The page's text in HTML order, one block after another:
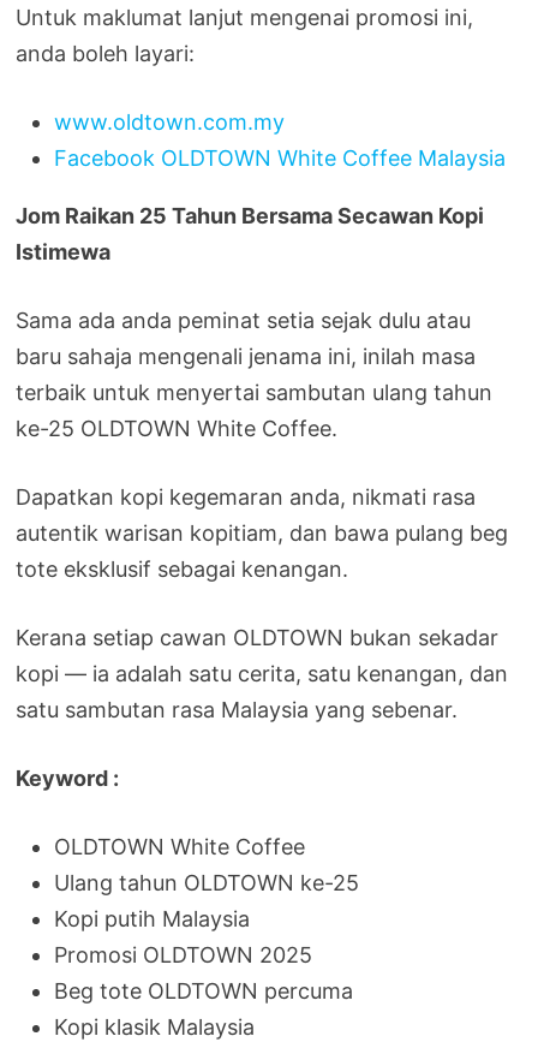
Untuk maklumat lanjut mengenai promosi ini,
anda boleh layari:
www.oldtown.com.my
Facebook OLDTOWN White Coffee Malaysia
Jom Raikan 25 Tahun Bersama Secawan Kopi
Istimewa
Sama ada anda peminat setia sejak dulu atau
baru sahaja mengenali jenama ini, inilah masa
terbaik untuk menyertai sambutan ulang tahun
ke-25 OLDTOWN White Coffee.
Dapatkan kopi kegemaran anda, nikmati rasa
autentik warisan kopitiam, dan bawa pulang beg
tote eksklusif sebagai kenangan.
Kerana setiap cawan OLDTOWN bukan sekadar
kopi — ia adalah satu cerita, satu kenangan, dan
satu sambutan rasa Malaysia yang sebenar.
Keyword :
OLDTOWN White Coffee
Ulang tahun OLDTOWN ke-25
Kopi putih Malaysia
Promosi OLDTOWN 2025
Beg tote OLDTOWN percuma
Kopi klasik Malaysia